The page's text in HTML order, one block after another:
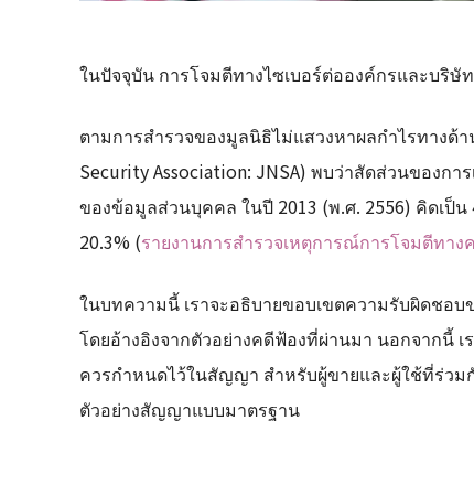
ในปัจจุบัน การโจมตีทางไซเบอร์ต่อองค์กรและบริษั
ตามการสำรวจของมูลนิธิไม่แสวงหาผลกำไรทาง
Security Association: JNSA) พบว่าสัดส่วนของก
ของข้อมูลส่วนบุคคล ในปี 2013 (พ.ศ. 2556) คิดเป็
20.3% (รายงานการสำรวจเหตุการณ์การโจมตีทา
ในบทความนี้ เราจะอธิบายขอบเขตความรับผิดชอบ
โดยอ้างอิงจากตัวอย่างคดีฟ้องที่ผ่านมา นอกจากนี้
ควรกำหนดไว้ในสัญญา สำหรับผู้ขายและผู้ใช้ที่ร่วม
ตัวอย่างสัญญาแบบมาตรฐาน